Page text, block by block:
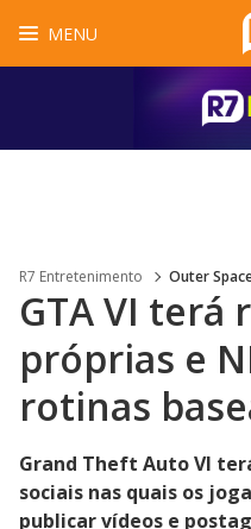
MENU
R7 Entretenimento Outer
GTA VI terá
próprias e
rotinas
Grand Theft Auto VI
sociais nas quais os
publicar vídeos e